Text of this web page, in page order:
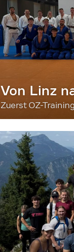
Von Linz
Zuerst OZ-